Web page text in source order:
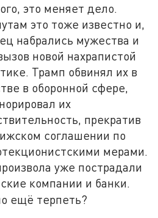
это меняет дело.
это тоже известно и,
набрались мужества и
новой нахрапистой
Трамп обвинял их в
в оборонной сфере,
их
прекратив
соглашении по
мерами.
уже пострадали
компании и банки.
ещё терпеть?